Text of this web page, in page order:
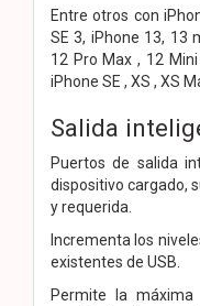
Entre otros con
SE 3, iPhone 13, 13
12 Pro Max , 12
iPhone SE , XS , XS
Salida
Puertos de salida
dispositivo cargado,
y requerida.
Incrementa los
existentes de USB.
Permite la máxima